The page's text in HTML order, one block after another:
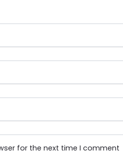
for the next time I comment